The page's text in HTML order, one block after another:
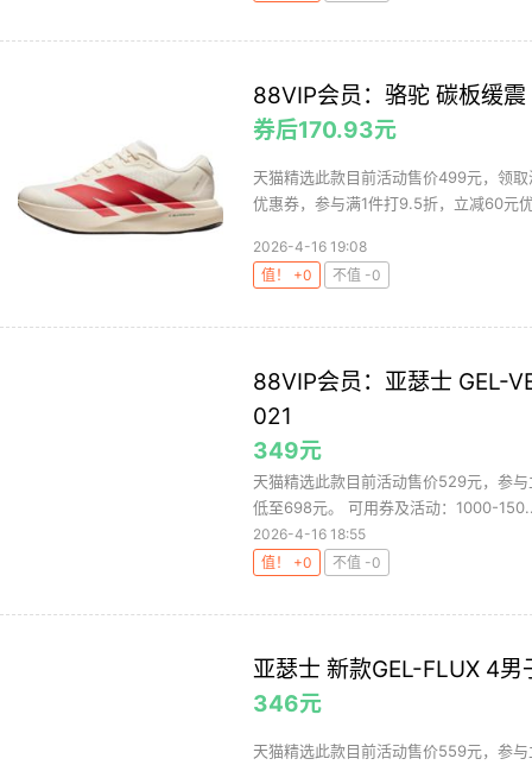
88VIP会员：骆驼 碳板缓
券后170.93元
天猫精选此款目前活动售价499元，领
优惠券，参与满1件打9.5折，立减60元
2026-4-16 19:08
值！ +0
不值 -0
88VIP会员：亚瑟士 GEL-
021
349元
天猫精选此款目前活动售价529元，参
低至698元。 可用券及活动：1000-
2026-4-16 18:55
值！ +0
不值 -0
亚瑟士 新款GEL-FLUX 4
346元
天猫精选此款目前活动售价559元，参